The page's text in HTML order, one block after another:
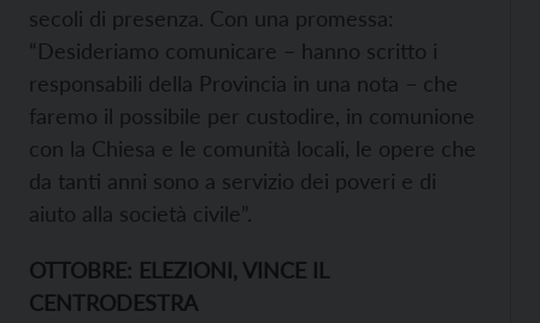
secoli di presenza. Con una promessa:
“Desideriamo comunicare – hanno scritto i
responsabili della Provincia in una nota – che
faremo il possibile per custodire, in comunione
con la Chiesa e le comunità locali, le opere che
da tanti anni sono a servizio dei poveri e di
aiuto alla società civile”.
OTTOBRE: ELEZIONI, VINCE IL
CENTRODESTRA